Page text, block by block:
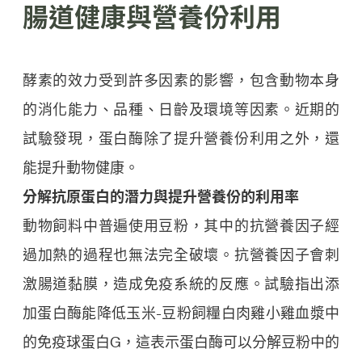
腸道健康與營養份利用
酵素的效力受到許多因素的影響，包含動物本身
的消化能力、品種、日齡及環境等因素。近期的
試驗發現，蛋白酶除了提升營養份利用之外，還
能提升動物健康。
分解抗原蛋白的潛力與提升營養份的利用率
動物飼料中普遍使用豆粉，其中的抗營養因子經
過加熱的過程也無法完全破壞。抗營養因子會刺
激腸道黏膜，造成免疫系統的反應。試驗指出添
加蛋白酶能降低玉米-豆粉飼糧白肉雞小雞血漿中
的免疫球蛋白G，這表示蛋白酶可以分解豆粉中的